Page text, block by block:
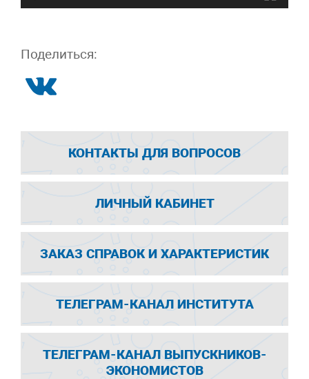
Поделиться:
КОНТАКТЫ ДЛЯ ВОПРОСОВ
ЛИЧНЫЙ КАБИНЕТ
ЗАКАЗ СПРАВОК И ХАРАКТЕРИСТИК
ТЕЛЕГРАМ-КАНАЛ ИНСТИТУТА
ТЕЛЕГРАМ-КАНАЛ ВЫПУСКНИКОВ-
ЭКОНОМИСТОВ